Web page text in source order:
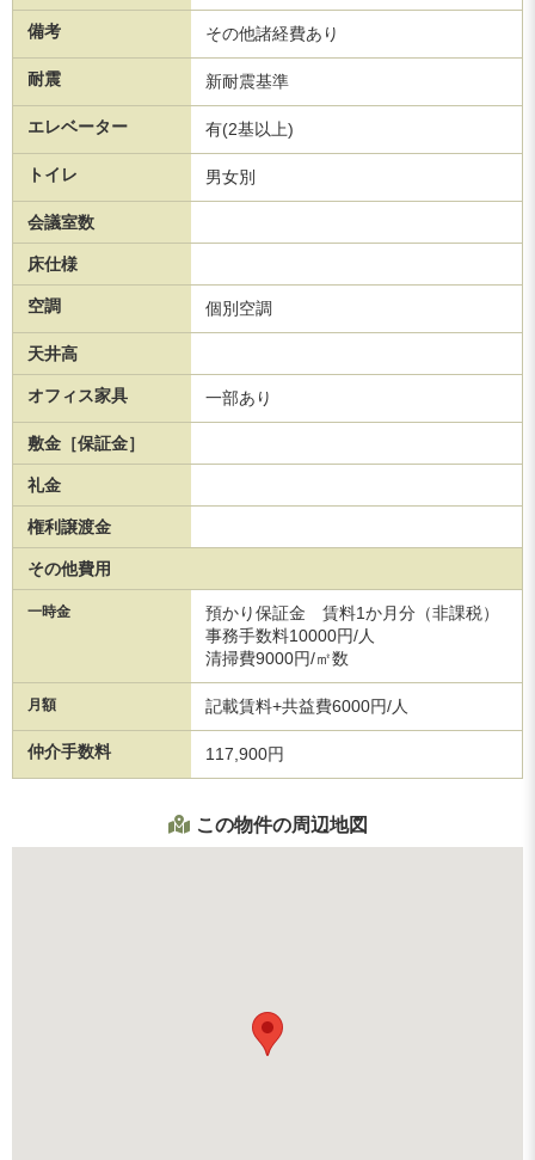
備考 その他諸経費あり
耐震 新耐震基準
エレベーター 有(2基以上)
トイレ 男女別
会議室数
床仕様
空調 個別空調
天井高
オフィス家具 一部あり
敷金［保証金］
礼金
権利譲渡金
その他費用
一時金
預かり保証金 賃料1か月分（非課税）
事務手数料10000円/人
清掃費9000円/㎡数
月額 記載賃料+共益費6000円/人
仲介手数料 117,900円
この物件の周辺地図